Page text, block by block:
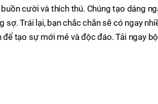
cười và thích thú. Chúng tạo dáng
sợ. Trái lại, bạn chắc chắn sẽ có ngay
tạo sự mới mẻ và độc đáo. Tải ngay bộ